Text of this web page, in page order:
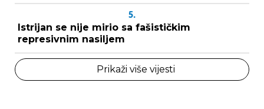
5.
Istrijan se nije mirio sa fašističkim
represivnim nasiljem
Prikaži više vijesti